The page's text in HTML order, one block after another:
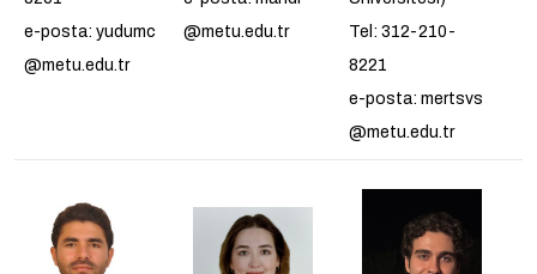
e-posta: yudumc
@metu.edu.tr
@metu.edu.tr
Tel: 312-210-
8221
e-posta: mertsvs
@metu.edu.tr